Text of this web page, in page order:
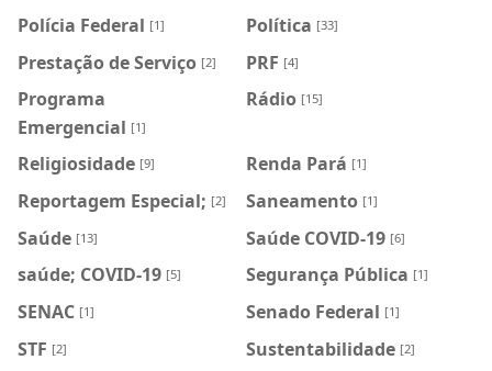
Polícia Federal [1] Política [33]
Prestação de Serviço [2] PRF [4]
Programa
Emergencial [1]
Rádio [15]
Religiosidade [9] Renda Pará [1]
Reportagem Especial; [2] Saneamento [1]
Saúde [13] Saúde COVID-19 [6]
saúde; COVID-19 [5] Segurança Pública [1]
SENAC [1] Senado Federal [1]
STF [2] Sustentabilidade [2]